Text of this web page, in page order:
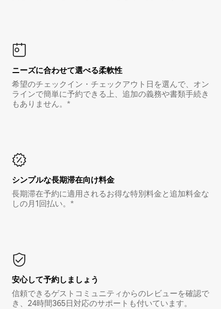
ニーズに合わせて選べる柔軟性
希望のチェックイン・チェックアウト日を選んで、オン
ラインで簡単に予約できる上、追加の義務や書類手続き
もありません。*
シンプルな長期滞在向け料金
長期滞在予約に適用されるお得な特別料金と追加料金な
しの月1回払い。*
安心して予約しましょう
信頼できるゲストコミュニティからのレビューを確認で
き、24時間365日対応のサポートも付いています。